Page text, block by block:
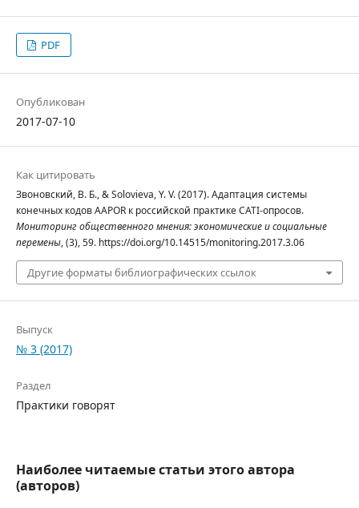
PDF
Опубликован
2017-07-10
Как цитировать
Звоновский, В. Б., & Solovieva, Y. V. (2017). Адаптация системы
конечных кодов AAPOR к российской практике CATI-опросов.
Мониторинг общественного мнения: экономические и социальные
перемены, (3), 59. https://doi.org/10.14515/monitoring.2017.3.06
Другие форматы библиографических ссылок
Выпуск
№ 3 (2017)
Раздел
Практики говорят
Наиболее читаемые статьи этого автора
(авторов)